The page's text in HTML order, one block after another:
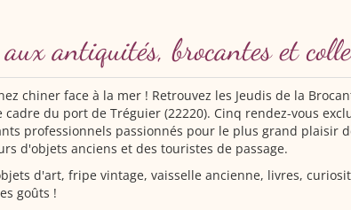
aux antiquités, brocantes et
chiner face à la mer ! Retrouvez les Jeudis de la
cadre du port de Tréguier (22220). Cinq rendez-vous
professionnels passionnés pour le plus grand plaisir
d'objets anciens et des touristes de passage.
d'art, fripe vintage, vaisselle ancienne, livres,
goûts !